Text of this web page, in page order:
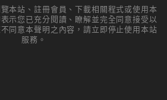
本站、註冊會員、下載相關程式或使用本
示您已充分閱讀、瞭解並完全同意接受以
同意本聲明之內容，請立即停止使用本站
服務。